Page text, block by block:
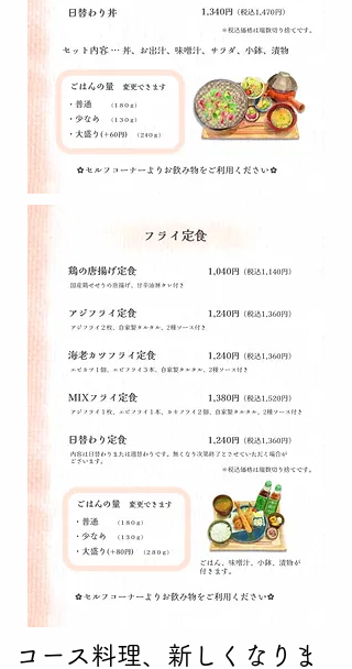
コース料理、新しくなりま